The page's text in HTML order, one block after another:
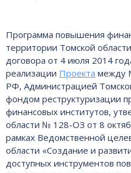
Программа повышения
территории Томской
договора от 4 июля 2014
реализации Проекта между
РФ, Администрацией
фондом реструктуризации
финансовых институтов,
области № 128-ОЗ от 8
рамках Ведомственной
области «Создание и
доступных инструментов